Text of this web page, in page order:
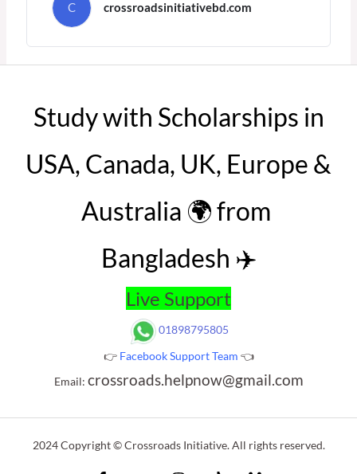
C crossroadsinitiativebd.com
Study with Scholarships in
USA, Canada, UK, Europe &
Australia 🌍 from
Bangladesh ✈️
Live Support
01898795805
👉 Facebook Support Team 👈
Email: crossroads.helpnow@gmail.com
2024 Copyright © Crossroads Initiative. All rights reserved.